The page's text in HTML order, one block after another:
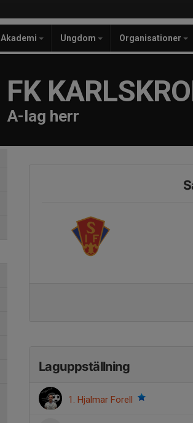
Akademi Ungdom Organisationer
FK
A-lag herr
Laguppställning
1. Hjalmar Forell